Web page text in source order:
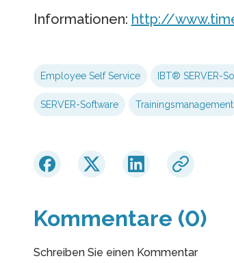
Informationen: http://
Employee Self Service IBT® SERVER-
SERVER-Software Trainingsmanagement
Kommentare (0)
Schreiben Sie einen Kommentar